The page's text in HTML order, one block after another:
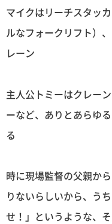
マイクはリーチスタッ
ルなフォークリフト）
レーン
主人公トミーはクレー
ーなど、ありとあらゆ
る
時に現場監督の父親か
りないらしいから、う
せ！」というような、